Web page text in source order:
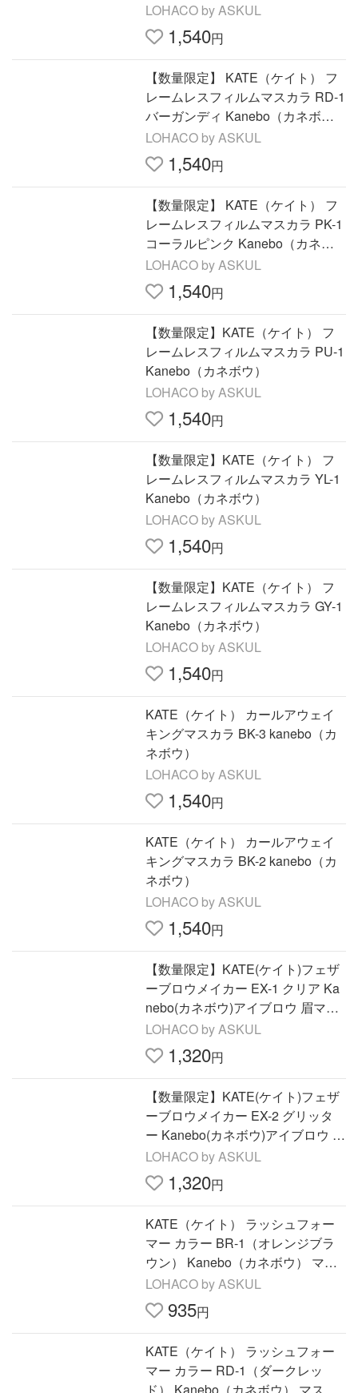
LOHACO by ASKUL
1,540円
【数量限定】 KATE（ケイト） フ
レームレスフィルムマスカラ RD-1
バーガンディ Kanebo（カネボ
ウ）
LOHACO by ASKUL
1,540円
【数量限定】 KATE（ケイト） フ
レームレスフィルムマスカラ PK-1
コーラルピンク Kanebo（カネボ
ウ）
LOHACO by ASKUL
1,540円
【数量限定】KATE（ケイト） フ
レームレスフィルムマスカラ PU-1
Kanebo（カネボウ）
LOHACO by ASKUL
1,540円
【数量限定】KATE（ケイト） フ
レームレスフィルムマスカラ YL-1
Kanebo（カネボウ）
LOHACO by ASKUL
1,540円
【数量限定】KATE（ケイト） フ
レームレスフィルムマスカラ GY-1
Kanebo（カネボウ）
LOHACO by ASKUL
1,540円
KATE（ケイト） カールアウェイ
キングマスカラ BK-3 kanebo（カ
ネボウ）
LOHACO by ASKUL
1,540円
KATE（ケイト） カールアウェイ
キングマスカラ BK-2 kanebo（カ
ネボウ）
LOHACO by ASKUL
1,540円
【数量限定】KATE(ケイト)フェザ
ーブロウメイカー EX-1 クリア Ka
nebo(カネボウ)アイブロウ 眉マス
カラ
LOHACO by ASKUL
1,320円
【数量限定】KATE(ケイト)フェザ
ーブロウメイカー EX-2 グリッタ
ー Kanebo(カネボウ)アイブロウ 眉
マスカラ
LOHACO by ASKUL
1,320円
KATE（ケイト） ラッシュフォー
マー カラー BR-1（オレンジブラ
ウン） Kanebo（カネボウ） マス
カラ
LOHACO by ASKUL
935円
KATE（ケイト） ラッシュフォー
マー カラー RD-1（ダークレッ